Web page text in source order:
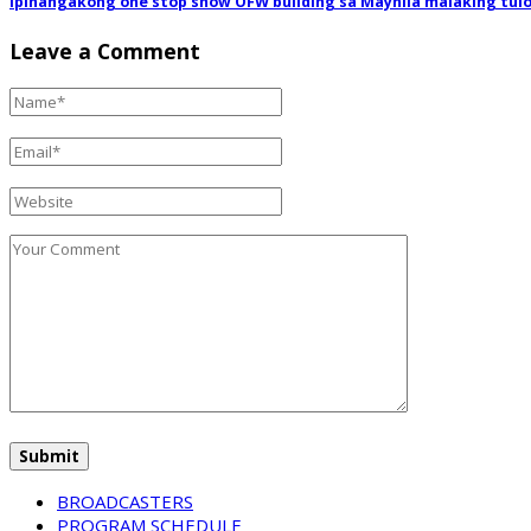
Leave a Comment
BROADCASTERS
PROGRAM SCHEDULE